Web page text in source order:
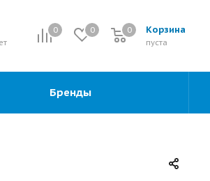
0 0 Корзина
0
пуста
0
Бренды